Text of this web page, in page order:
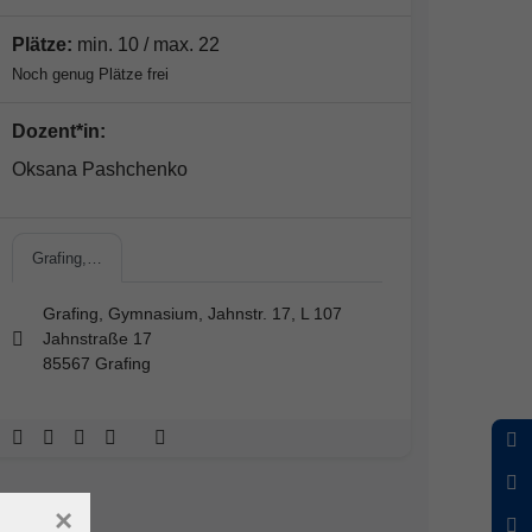
Plätze: min. 10 / max. 22
Noch genug Plätze frei
Dozent*in:
Oksana Pashchenko
Grafing,…
Grafing, Gymnasium, Jahnstr. 17, L 107
Jahnstraße 17
85567 Grafing
×